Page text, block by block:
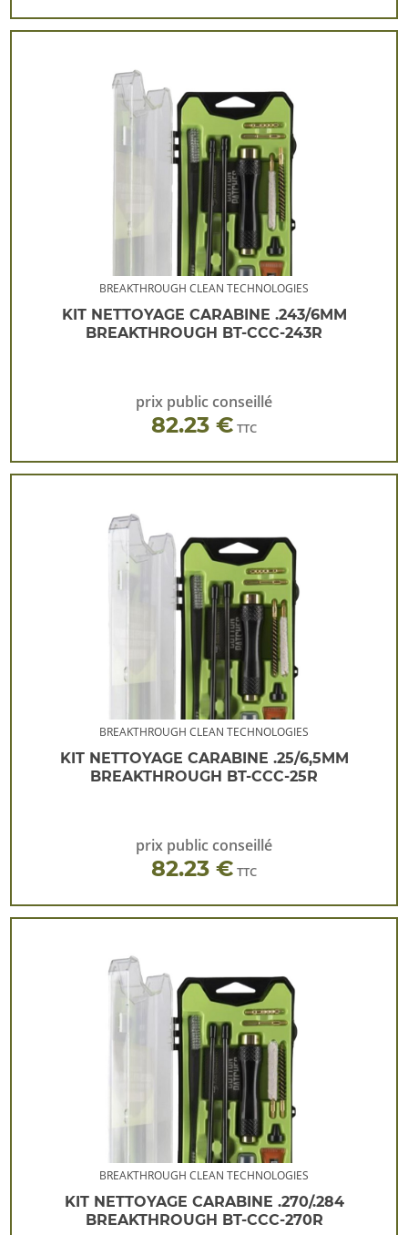
BREAKTHROUGH CLEAN TECHNOLOGIES
KIT NETTOYAGE CARABINE .243/6MM
BREAKTHROUGH BT-CCC-243R
prix public conseillé
82.23 € TTC
BREAKTHROUGH CLEAN TECHNOLOGIES
KIT NETTOYAGE CARABINE .25/6,5MM
BREAKTHROUGH BT-CCC-25R
prix public conseillé
82.23 € TTC
BREAKTHROUGH CLEAN TECHNOLOGIES
KIT NETTOYAGE CARABINE .270/.284
BREAKTHROUGH BT-CCC-270R